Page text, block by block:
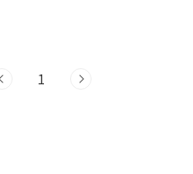
어, 2025년 하반기에 근로소득이 발
1